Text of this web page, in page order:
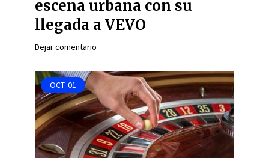
escena urbana con su
llegada a VEVO
Dejar comentario
OCT 01